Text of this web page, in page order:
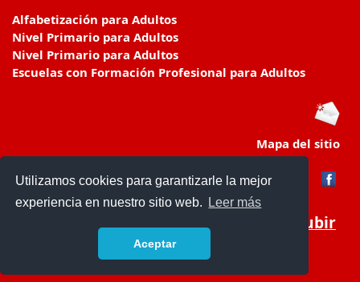
Utilizamos cookies para garantizarle la mejor
experiencia en nuestro sitio web.
Leer más
Aceptar
Alfabetización para Adultos
Nivel Primario para Adultos
Nivel Primario para Adultos
Escuelas con Formación Profesional para Adultos
Mapa del sitio
Subir